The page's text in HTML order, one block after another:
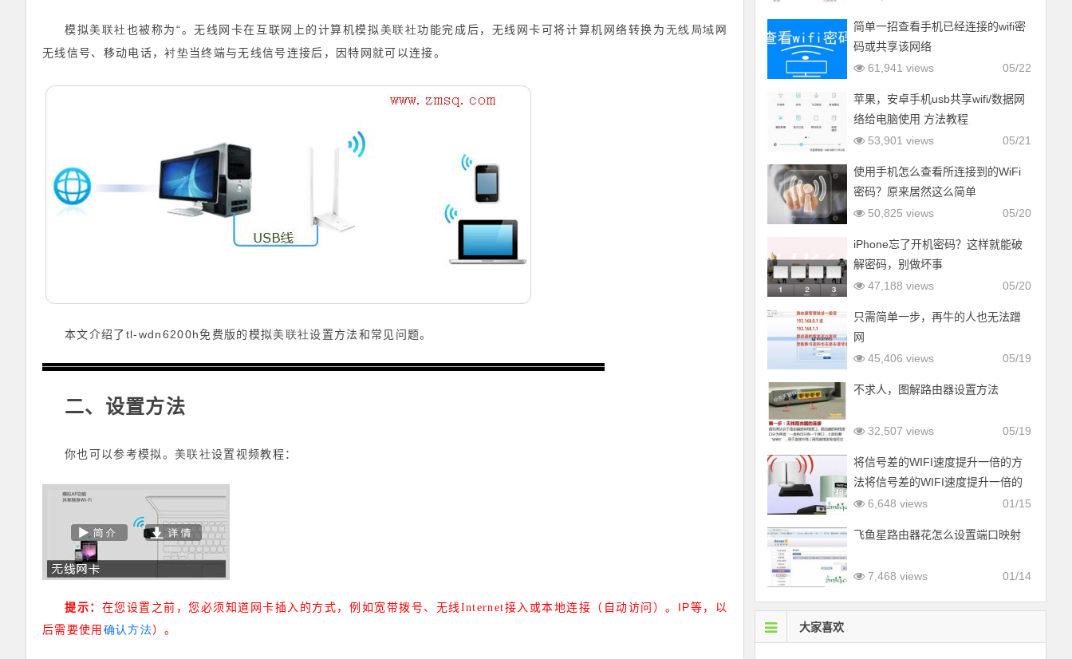
模拟 美联社 也被称为“ 。无线网卡在互联网上的计算机模拟 美联社功能完成后，无线网卡可将计算机网络转换为 无线局域网
无线信号、移动电话，衬垫 当终端与无线信号连接后，因特网就可以连接。
本文介绍了 tl-wdn6200h免费版的模拟 美联社设置方法和常见问题。
二、设置方法
你也可以参考模拟。 美联社设置视频教程：
提示： 在您设置之前，您必须知道网卡插入的方式，例如宽带拨号、无线Internet接入或本地连接（自动访问）。 IP等，以
后需要使用 确认方法）。
简单一招查看手机已经连接的wifi密
码或共享该网络
05/22
61,941 views
苹果，安卓手机usb共享wifi/数据网
络给电脑使用 方法教程
05/21
53,901 views
使用手机怎么查看所连接到的WiFi
密码？原来居然这么简单
05/20
50,825 views
iPhone忘了开机密码？这样就能破
解密码，别做坏事
05/20
47,188 views
只需简单一步，再牛的人也无法蹭
网
05/19
45,406 views
不求人，图解路由器设置方法
05/19
32,507 views
将信号差的WIFI速度提升一倍的方
法将信号差的WIFI速度提升一倍的
方法
01/15
6,648 views
飞鱼星路由器花怎么设置端口映射
01/14
7,468 views
大家喜欢